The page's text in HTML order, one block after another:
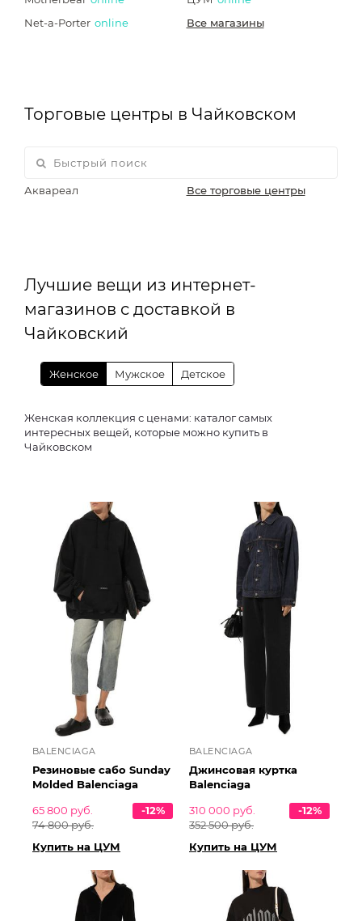
Net-a-Porter online
Все магазины
Торговые центры в Чайковском
Аквареал Все торговые центры
Лучшие вещи из интернет-
магазинов с доставкой в
Чайковский
Женское Мужское Детское
Женская коллекция с ценами: каталог самых
интересных вещей, которые можно купить в
Чайковском
BALENCIAGA
Резиновые сабо Sunday
Molded Balenciaga
65 800 руб.
74 800 руб.
-12%
Купить на ЦУМ
BALENCIAGA
Джинсовая куртка
Balenciaga
310 000 руб.
352 500 руб.
-12%
Купить на ЦУМ